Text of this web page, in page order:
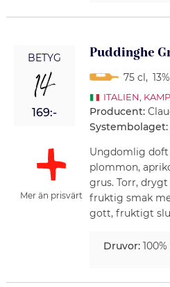
BETYG
14
169:-
Mer än prisvärt
Puddinghe
75 cl ,
ITALIEN,
Producent:
Systembolaget:
Ungdomlig
plommon,
grus. Torr,
fruktig smak
gott, fruktigt
Druvor:100%